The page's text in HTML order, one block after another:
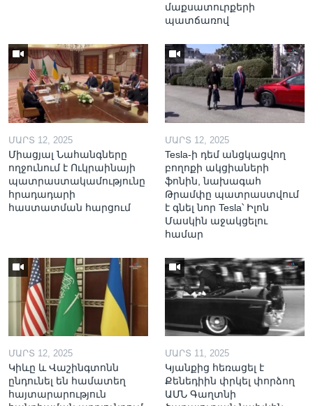
մաքսատուրքերի
պատճառով
ՄԱՐՏ 12, 2025
Միացյալ Նահանգները
ողջունում է Ուկրաինայի
պատրաստակամությունը
հրադադարի
հաստատման հարցում
ՄԱՐՏ 12, 2025
Tesla-ի դեմ անցկացվող
բողոքի ակցիաների
ֆոնին, նախագահ
Թրամփը պատրաստվում
է գնել նոր Tesla՝ Իլոն
Մասկին աջակցելու
համար
ՄԱՐՏ 12, 2025
Կիևը և Վաշինգտոնն
ընդունել են համատեղ
հայտարարություն
ՄԱՐՏ 11, 2025
Կյանքից հեռացել է
Քենեդիին փրկել փորձող
ԱՄՆ Գաղտնի